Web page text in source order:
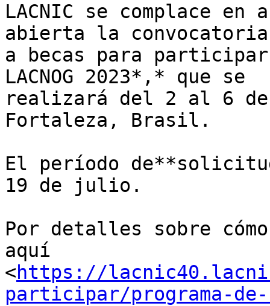
LACNIC se complace
abierta la
a becas para participar
LACNOG 2023*,* que se
realizará del 2 al 6
Fortaleza, Brasil.
El período
19 de julio.
Por detalles sobre
aquí
<https://
participar/programa-